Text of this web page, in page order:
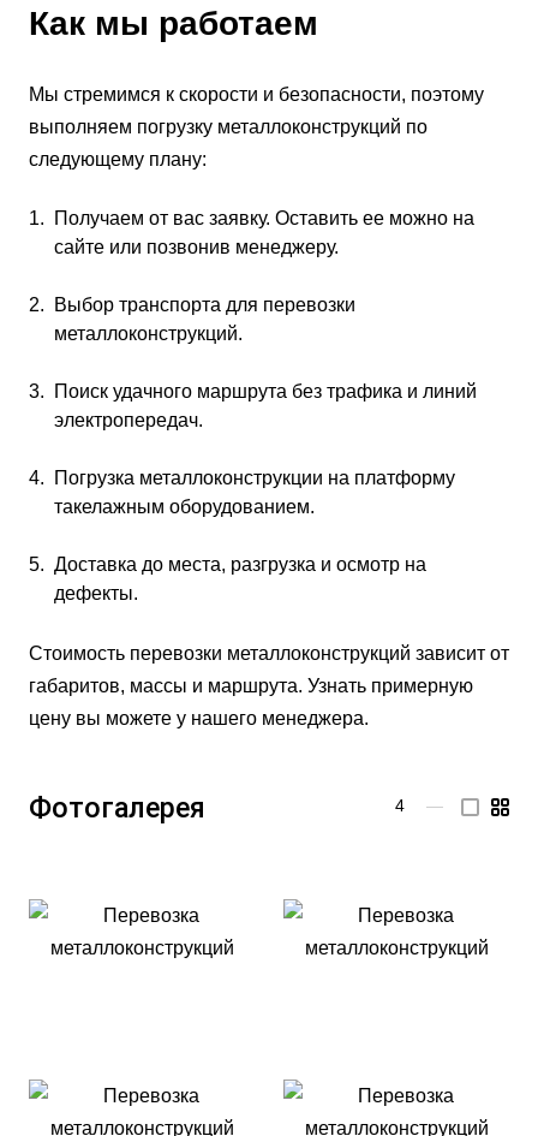
Как мы работаем
Мы стремимся к скорости и безопасности, поэтому
выполняем погрузку металлоконструкций по
следующему плану:
Получаем от вас заявку. Оставить ее можно на
сайте или позвонив менеджеру.
Выбор транспорта для перевозки
металлоконструкций.
Поиск удачного маршрута без трафика и линий
электропередач.
Погрузка металлоконструкции на платформу
такелажным оборудованием.
Доставка до места, разгрузка и осмотр на
дефекты.
Стоимость перевозки металлоконструкций зависит от
габаритов, массы и маршрута. Узнать примерную
цену вы можете у нашего менеджера.
Фотогалерея 4 —